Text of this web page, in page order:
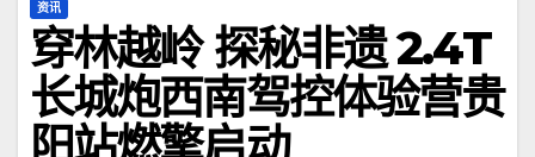
资讯
穿林越岭 探秘非遗 2.4T
长城炮西南驾控体验营贵
阳站燃擎启动